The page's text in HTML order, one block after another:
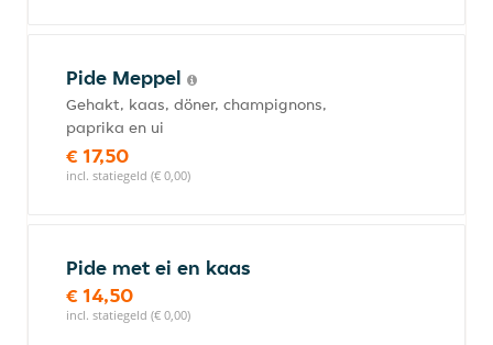
Pide Meppel
Gehakt, kaas, döner, champignons,
paprika en ui
€ 17,50
incl. statiegeld (€ 0,00)
Pide met ei en kaas
€ 14,50
incl. statiegeld (€ 0,00)